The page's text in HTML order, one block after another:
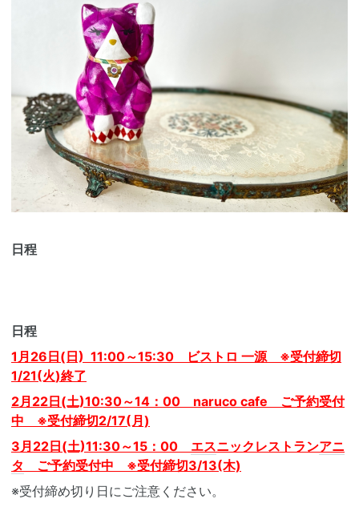
日程
日程
1月26日(日) 11:00～15:30 ビストロ 一源 ※受付締切
1/21(火)終了
2月22日(土)10:30～14：00 naruco cafe ご予約受付
中 ※受付締切2/17(月)
3月22日(土)11:30～15：00 エスニックレストランアニ
タ ご予約受付中 ※受付締切3/13(木)
※受付締め切り日にご注意ください。